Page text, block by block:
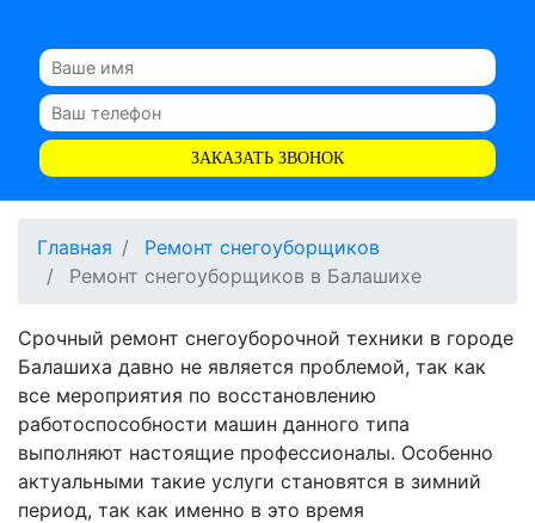
ЗАКАЗАТЬ ЗВОНОК
Главная
Ремонт снегоуборщиков
Ремонт снегоуборщиков в Балашихе
Срочный ремонт снегоуборочной техники в городе
Балашиха давно не является проблемой, так как
все мероприятия по восстановлению
работоспособности машин данного типа
выполняют настоящие профессионалы. Особенно
актуальными такие услуги становятся в зимний
период, так как именно в это время